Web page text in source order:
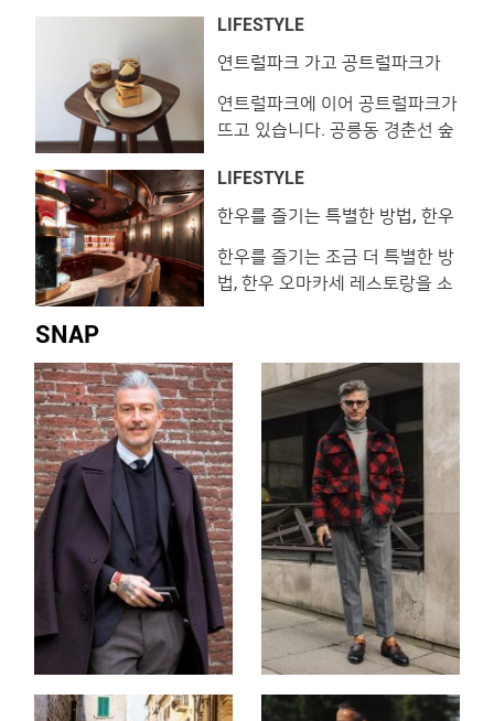
생겼습니다 차분한 성격의 친구
는 잠시 잊어주세요. 보기만 해도
친구가 필요한 시기입니다. 눈이
알알할 정도로 독보적인 색감과
스포
디지털 에디션’! 마이크로소프트
가 지난 16일(현지 시각) ‘엑스
공개했습니다. 이 새로운 엑스 박
스는 블루레이 드라이브가 제거
을 구매하고 플레이하는 신개념
게임 콘솔입니다. 구매 시 기기에
트 X box’, ‘씨 오브 시�
LIFESTYLE
연트럴파크 가고 공트럴파크가
연트럴파크에 이어 공트럴파크가
뜨고 있습니다. 공릉동 경춘선 숲
개성 강한 숍들이 들어서고 있는
것인데요. 아직은 나만 알고 싶은
와 마실거리를 소개합니다. 알러
이 View this post on Instagram
덤블림스 #알러이 #공릉동 A
post shared by 연미윤
(@yooomiiing) on Nov 22,
2018 at 7:37pm PST 오랜 시간
아메리칸
LIFESTYLE
한우를 즐기는 특별한 방법, 한우
한우를 즐기는 조금 더 특별한 방
법, 한우 오마카세 레스토랑을 소
를 페어링하는 등 저마다의 장기
를 내세우고 있습니다. 부로일
View this post on Instagram ⭐️
부로일 ⭐️ 몰트위스키와 와인, 내
추럴와인까지 접할수있는 분위기
끝판왕‼️ 부로일에서 느껴보세요
💕 #부로일 #BROIL #부로일압
구정 #부로일청담 #압구정역맛
집 #압구정맛집 #압구정로데오
#압구정로데
SNAP